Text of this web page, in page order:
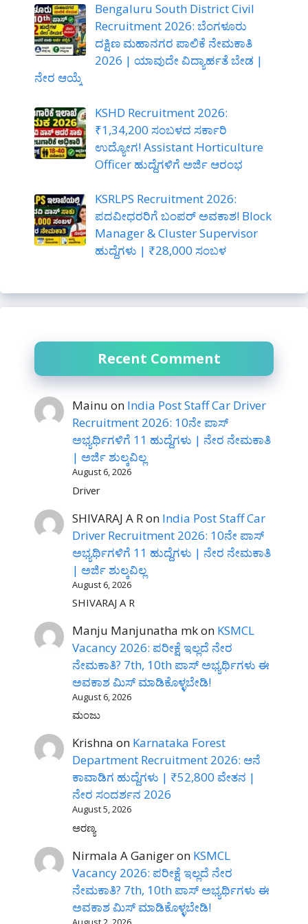
Bengaluru South District Civil
Recruitment 2026: ಬೆಂಗಳೂರು
ದಕ್ಷಿಣ ಮಹಾನಗರ ಪಾಲಿಕೆ ನೇಮಕಾತಿ
2026 | ಯಾವುದೇ ವಿದ್ಯಾರ್ಹತೆ ಬೇಡ |
ನೇರ ಆಯ್ಕೆ
KSHD Recruitment 2026:
₹1,34,200 ಸಂಬಳದ ಸರ್ಕಾರಿ
ಉದ್ಯೋಗ! Assistant Horticulture
Officer ಹುದ್ದೆಗಳಿಗೆ ಅರ್ಜಿ ಆರಂಭ
KSRLPS Recruitment 2026:
ಪದವೀಧರರಿಗೆ ಬಂಪರ್ ಅವಕಾಶ! Block
Manager & Cluster Supervisor
ಹುದ್ದೆಗಳು | ₹28,000 ಸಂಬಳ
Recent Comment
Mainu on India Post Staff Car Driver
Recruitment 2026: 10ನೇ ಪಾಸ್
ಅಭ್ಯರ್ಥಿಗಳಿಗೆ 11 ಹುದ್ದೆಗಳು | ನೇರ ನೇಮಕಾತಿ
| ಅರ್ಜಿ ಶುಲ್ಕವಿಲ್ಲ
August 6, 2026
Driver
SHIVARAJ A Ron India Post Staff Car
Driver Recruitment 2026: 10ನೇ ಪಾಸ್
ಅಭ್ಯರ್ಥಿಗಳಿಗೆ 11 ಹುದ್ದೆಗಳು | ನೇರ ನೇಮಕಾತಿ
| ಅರ್ಜಿ ಶುಲ್ಕವಿಲ್ಲ
August 6, 2026
SHIVARAJ A R
Manju Manjunatha mkon KSMCL
Vacancy 2026: ಪರೀಕ್ಷೆ ಇಲ್ಲದೆ ನೇರ
ನೇಮಕಾತಿ? 7th, 10th ಪಾಸ್ ಅಭ್ಯರ್ಥಿಗಳು ಈ
ಅವಕಾಶ ಮಿಸ್ ಮಾಡಿಕೊಳ್ಳಬೇಡಿ!
August 6, 2026
ಮಂಜು
Krishna on Karnataka Forest
Department Recruitment 2026: ಆನೆ
ಕಾವಾಡಿಗ ಹುದ್ದೆಗಳು | ₹52,800 ವೇತನ |
ನೇರ ಸಂದರ್ಶನ 2026
August 5, 2026
ಅರಣ್ಯ
Nirmala A Ganigeron KSMCL
Vacancy 2026: ಪರೀಕ್ಷೆ ಇಲ್ಲದೆ ನೇರ
ನೇಮಕಾತಿ? 7th, 10th ಪಾಸ್ ಅಭ್ಯರ್ಥಿಗಳು ಈ
ಅವಕಾಶ ಮಿಸ್ ಮಾಡಿಕೊಳ್ಳಬೇಡಿ!